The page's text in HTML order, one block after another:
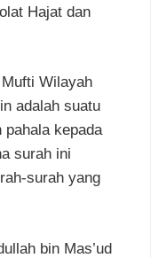
Hajat dan
Wilayah
adalah suatu
pahala kepada
surah ini
surah yang
bin Mas’ud